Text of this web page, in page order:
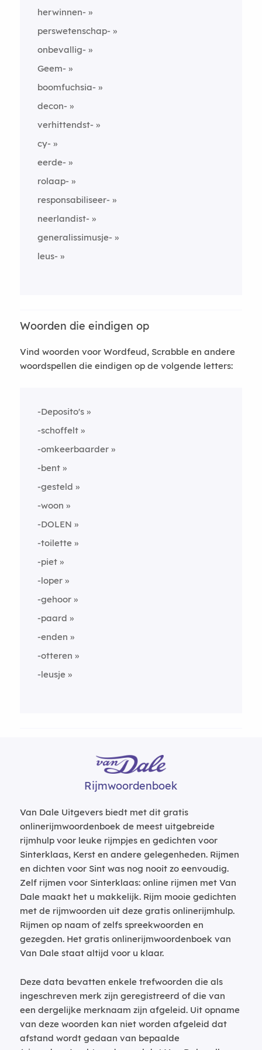
herwinnen-
perswetenschap-
onbevallig-
Geem-
boomfuchsia-
decon-
verhittendst-
cy-
eerde-
rolaap-
responsabiliseer-
neerlandist-
generalissimusje-
leus-
Woorden die eindigen op
Vind woorden voor Wordfeud, Scrabble en andere
woordspellen die eindigen op de volgende letters:
-Deposito's
-schoffelt
-omkeerbaarder
-bent
-gesteld
-woon
-DOLEN
-toilette
-piet
-loper
-gehoor
-paard
-enden
-otteren
-leusje
Rijmwoordenboek
Van Dale Uitgevers biedt met dit gratis
onlinerijmwoordenboek de meest uitgebreide
rijmhulp voor leuke rijmpjes en gedichten voor
Sinterklaas, Kerst en andere gelegenheden. Rijmen
en dichten voor Sint was nog nooit zo eenvoudig.
Zelf rijmen voor Sinterklaas: online rijmen met Van
Dale maakt het u makkelijk. Rijm mooie gedichten
met de rijmwoorden uit deze gratis onlinerijmhulp.
Rijmen op naam of zelfs spreekwoorden en
gezegden. Het gratis onlinerijmwoordenboek van
Van Dale staat altijd voor u klaar.
Deze data bevatten enkele trefwoorden die als
ingeschreven merk zijn geregistreerd of die van
een dergelijke merknaam zijn afgeleid. Uit opname
van deze woorden kan niet worden afgeleid dat
afstand wordt gedaan van bepaalde